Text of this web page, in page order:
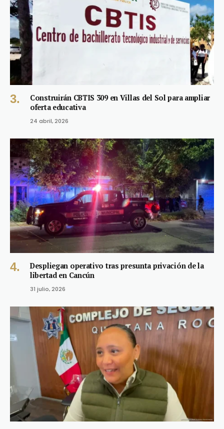
Construirán CBTIS 309 en Villas del Sol para ampliar
oferta educativa
24 abril, 2026
Despliegan operativo tras presunta privación de la
libertad en Cancún
31 julio, 2026